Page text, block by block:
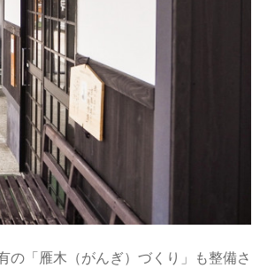
の「雁木（がんぎ）づくり」も整備さ